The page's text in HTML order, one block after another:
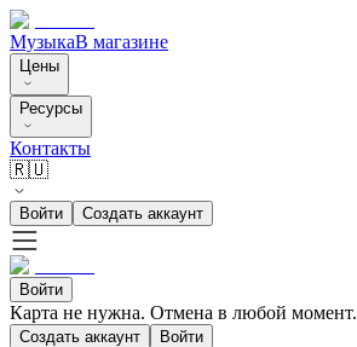
МузыкаВ магазине
Цены
Ресурсы
Контакты
🇷🇺
Войти Создать аккаунт
Войти
Карта не нужна. Отмена в любой момент.
Создать аккаунт Войти